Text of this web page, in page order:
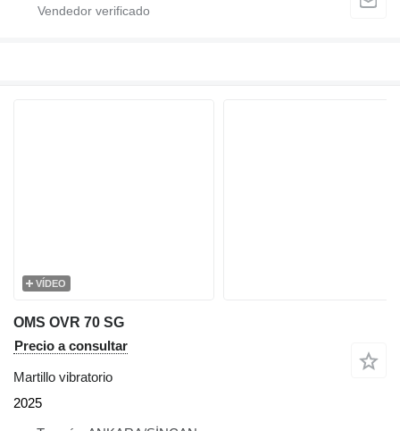
VÍDEO
OMS OVR 70 SG
Precio a consultar
Martillo vibratorio
2025